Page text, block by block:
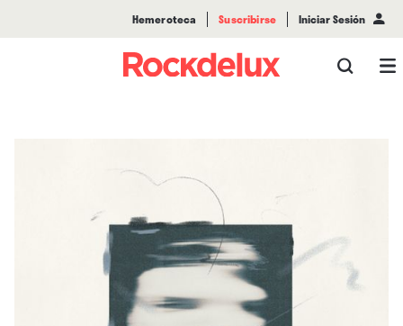
Hemeroteca Suscribirse Iniciar Sesión